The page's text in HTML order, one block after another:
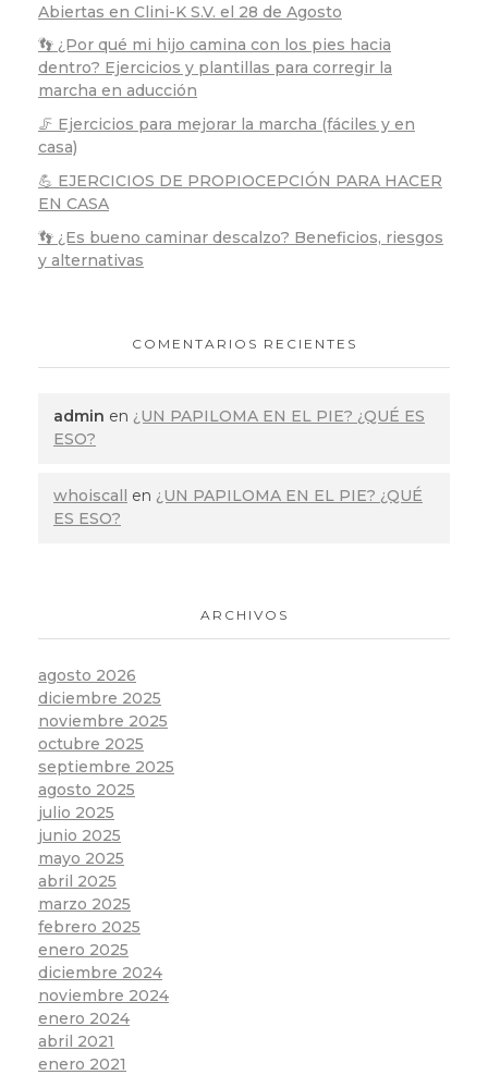
Abiertas en Clini-K S.V. el 28 de Agosto
👣 ¿Por qué mi hijo camina con los pies hacia
dentro? Ejercicios y plantillas para corregir la
marcha en aducción
🦵 Ejercicios para mejorar la marcha (fáciles y en
casa)
💪 EJERCICIOS DE PROPIOCEPCIÓN PARA HACER
EN CASA
👣 ¿Es bueno caminar descalzo? Beneficios, riesgos
y alternativas
COMENTARIOS RECIENTES
admin en ¿UN PAPILOMA EN EL PIE? ¿QUÉ ES
ESO?
whoiscall en ¿UN PAPILOMA EN EL PIE? ¿QUÉ
ES ESO?
ARCHIVOS
agosto 2026
diciembre 2025
noviembre 2025
octubre 2025
septiembre 2025
agosto 2025
julio 2025
junio 2025
mayo 2025
abril 2025
marzo 2025
febrero 2025
enero 2025
diciembre 2024
noviembre 2024
enero 2024
abril 2021
enero 2021